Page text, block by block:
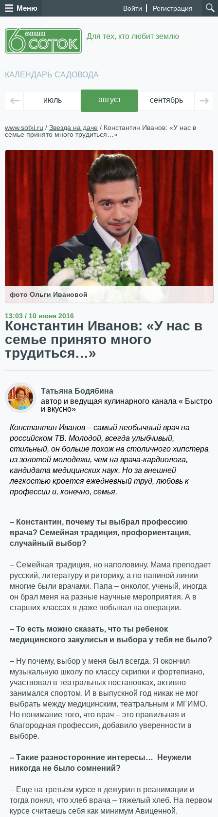
Войти Регистрация
Меню
Для тех, кто любит землю
КАЛЕНДАРЬ САДОВОДА
июль август сентябрь
www.sotki.ru / Звезда на даче / Константин Иванов: «У нас в
семье принято много трудиться…»
фото Ольги Ивановой
13:03 / 10 июня 2016
Константин Иванов: «У нас в
семье принято много
трудиться…»
Татьяна Бодябина
автор и ведущая кулинарного канала « Быстро
и вкусно»
Константин Иванов – самый необычный врач на
российском ТВ. Молодой, всегда улыбчивый,
стильный, он больше похож на столичного хипстера
из золотой молодежи, чем на врача-кардиолога,
кандидата медицинских наук. Но за внешней
легкостью кроется ежедневный труд, любовь к
профессии и, конечно, семья.
– Константин, почему ты выбрал профессию
врача? Семейная традиция, профориентация,
случайный выбор?
– Семейная традиция, но наполовину. Мама преподает
русский, литературу и риторику, а по папиной линии
многие были врачами. Папа – онколог, ученый, иногда
он брал меня на разные научные мероприятия. А в
старших классах я даже побывал на операции.
– То есть можно сказать, что ты ребенок
медицинского закулисья и выбора у тебя не было?
– Ну почему, выбор у меня был всегда. Я окончил
музыкальную школу по классу скрипки и фортепиано,
участвовал в театральных постановках, активно
занимался спортом. И в выпускной год никак не мог
выбрать между медицинским, театральным и МГИМО.
Но понимание того, что врач – это правильная и
благородная профессия, добавило уверенности в
выборе.
– Такие разносторонние интересы… Неужели
никогда не было сомнений?
– Еще на третьем курсе я дежурил в реанимации и
тогда понял, что хлеб врача – тяжелый хлеб. На первом
курсе считаешь себя как минимум Авиценной.